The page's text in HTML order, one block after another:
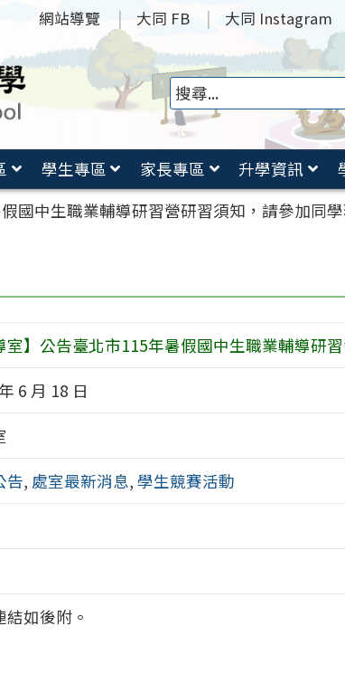
網站導覽 大同 FB 大同 Instagram
學生專區 家長專區 升學資訊
國中生職業輔導研習營研習須知，請參加同
室】公告臺北市115年暑假國中生職業輔導研
6 月 18 日
告, 處室最新消息, 學生競賽活動
結如後附。